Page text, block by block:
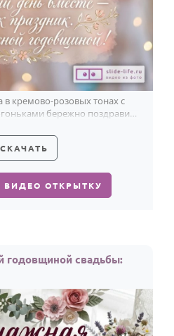
кремово-розовых тонах с
бережно поздравит
СКАЧАТЬ
ВИДЕО ОТКРЫТКУ
годовщиной свадьбы: